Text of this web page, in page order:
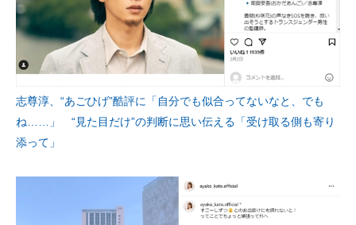
志尊淳、“あごひげ”酷評に「自分でも似合ってないなと、でも
ね……」 “見た目だけ”の判断に思い伝える「受け取る側も寄り
添って」